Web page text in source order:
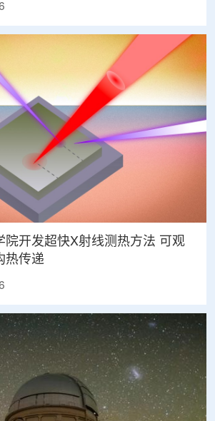
院开发超快X射线测热方法 可观
热传递